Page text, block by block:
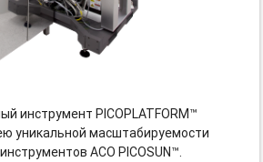
инструмент PICOPLATFORM™
уникальной масштабируемости
АСО PICOSUN™.